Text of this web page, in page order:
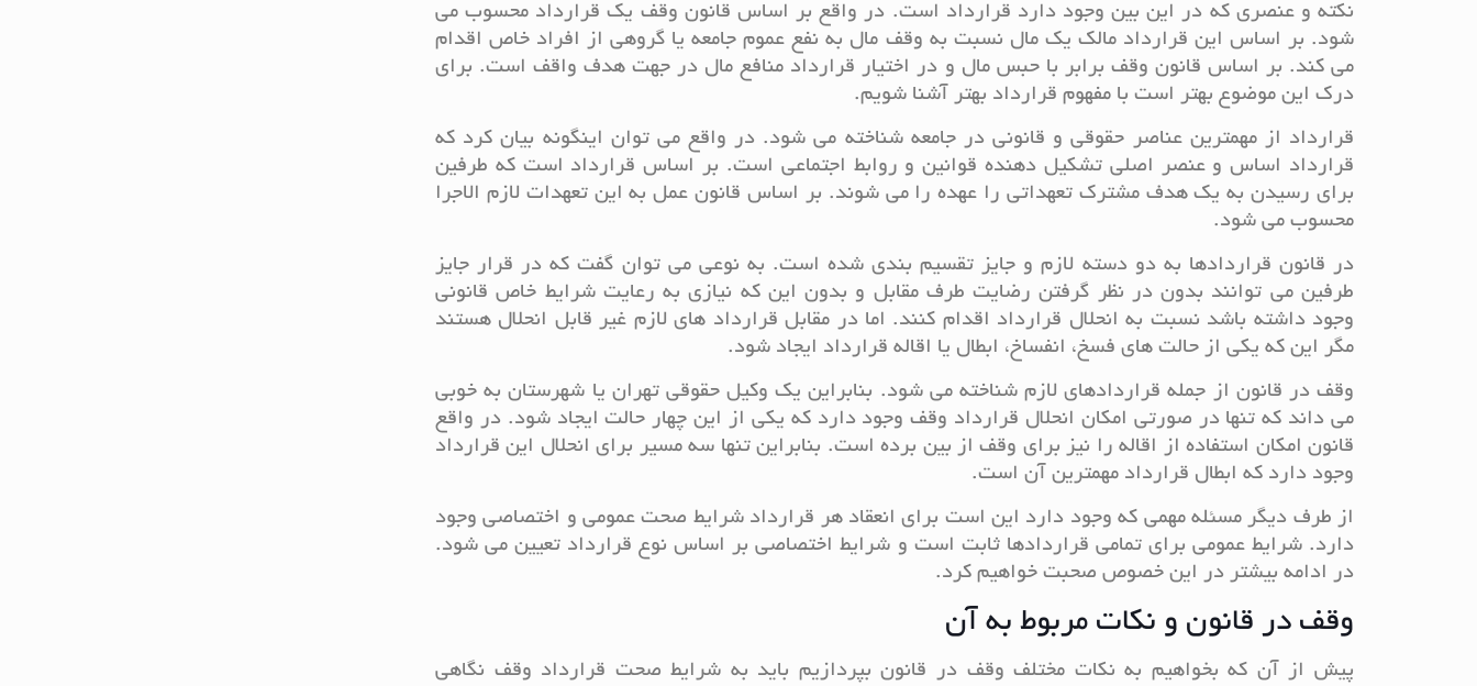
نکته و عنصری که در این بین وجود دارد قرارداد است. در واقع بر اساس قانون وقف یک قرارداد محسوب می
شود. بر اساس این قرارداد مالک یک مال نسبت به وقف مال به نفع عموم جامعه یا گروهی از افراد خاص اقدام
می کند. بر اساس قانون وقف برابر با حبس مال و در اختیار قرارداد منافع مال در جهت هدف واقف است. برای
درک این موضوع بهتر است با مفهوم قرارداد بهتر آشنا شویم.
قرارداد از مهمترین عناصر حقوقی و قانونی در جامعه شناخته می شود. در واقع می توان اینگونه بیان کرد که
قرارداد اساس و عنصر اصلی تشکیل دهنده قوانین و روابط اجتماعی است. بر اساس قرارداد است که طرفین
برای رسیدن به یک هدف مشترک تعهداتی را عهده را می شوند. بر اساس قانون عمل به این تعهدات لازم الاجرا
محسوب می شود.
در قانون قراردادها به دو دسته لازم و جایز تقسیم بندی شده است. به نوعی می توان گفت که در قرار جایز
طرفین می توانند بدون در نظر گرفتن رضایت طرف مقابل و بدون این که نیازی به رعایت شرایط خاص قانونی
وجود داشته باشد نسبت به انحلال قرارداد اقدام کنند. اما در مقابل قرارداد های لازم غیر قابل انحلال هستند
مگر این که یکی از حالت های فسخ، انفساخ، ابطال یا اقاله قرارداد ایجاد شود.
وقف در قانون از جمله قراردادهای لازم شناخته می شود. بنابراین یک وکیل حقوقی تهران یا شهرستان به خوبی
می داند که تنها در صورتی امکان انحلال قرارداد وقف وجود دارد که یکی از این چهار حالت ایجاد شود. در واقع
قانون امکان استفاده از اقاله را نیز برای وقف از بین برده است. بنابراین تنها سه مسیر برای انحلال این قرارداد
وجود دارد که ابطال قرارداد مهمترین آن است.
از طرف دیگر مسئله مهمی که وجود دارد این است برای انعقاد هر قرارداد شرایط صحت عمومی و اختصاصی وجود
دارد. شرایط عمومی برای تمامی قراردادها ثابت است و شرایط اختصاصی بر اساس نوع قرارداد تعیین می شود.
در ادامه بیشتر در این خصوص صحبت خواهیم کرد.
وقف در قانون و نکات مربوط به آن
پیش از آن که بخواهیم به نکات مختلف وقف در قانون بپردازیم باید به شرایط صحت قرارداد وقف نگاهی